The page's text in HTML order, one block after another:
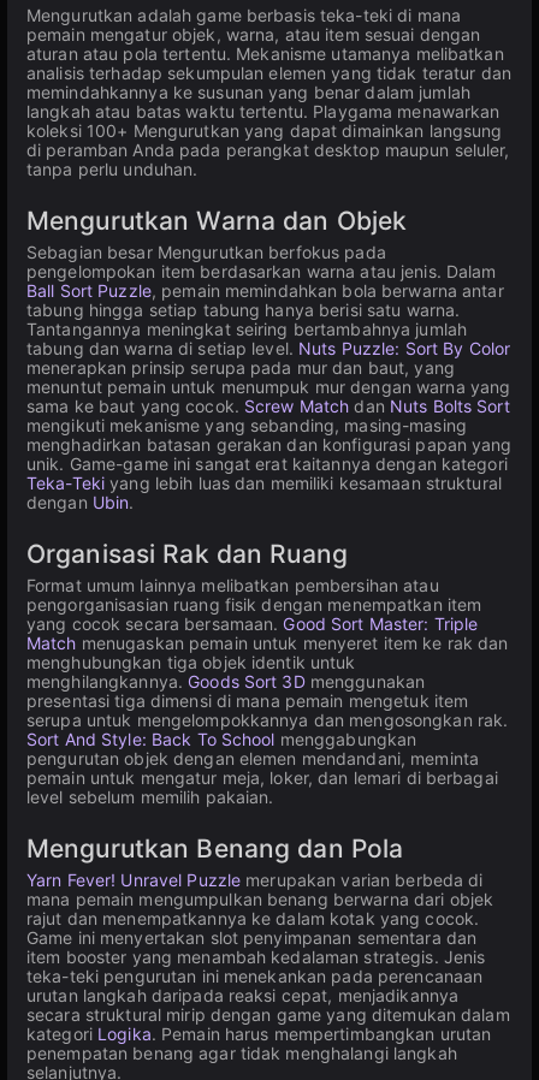
Mengurutkan adalah game berbasis teka-teki di mana
pemain mengatur objek, warna, atau item sesuai dengan
aturan atau pola tertentu. Mekanisme utamanya melibatkan
analisis terhadap sekumpulan elemen yang tidak teratur dan
memindahkannya ke susunan yang benar dalam jumlah
langkah atau batas waktu tertentu. Playgama menawarkan
koleksi 100+ Mengurutkan yang dapat dimainkan langsung
di peramban Anda pada perangkat desktop maupun seluler,
tanpa perlu unduhan.
Mengurutkan Warna dan Objek
Sebagian besar Mengurutkan berfokus pada
pengelompokan item berdasarkan warna atau jenis. Dalam
Ball Sort Puzzle, pemain memindahkan bola berwarna antar
tabung hingga setiap tabung hanya berisi satu warna.
Tantangannya meningkat seiring bertambahnya jumlah
tabung dan warna di setiap level. Nuts Puzzle: Sort By Color
menerapkan prinsip serupa pada mur dan baut, yang
menuntut pemain untuk menumpuk mur dengan warna yang
sama ke baut yang cocok. Screw Match dan Nuts Bolts Sort
mengikuti mekanisme yang sebanding, masing-masing
menghadirkan batasan gerakan dan konfigurasi papan yang
unik. Game-game ini sangat erat kaitannya dengan kategori
Teka-Teki yang lebih luas dan memiliki kesamaan struktural
dengan Ubin.
Organisasi Rak dan Ruang
Format umum lainnya melibatkan pembersihan atau
pengorganisasian ruang fisik dengan menempatkan item
yang cocok secara bersamaan. Good Sort Master: Triple
Match menugaskan pemain untuk menyeret item ke rak dan
menghubungkan tiga objek identik untuk
menghilangkannya. Goods Sort 3Dmenggunakan
presentasi tiga dimensi di mana pemain mengetuk item
serupa untuk mengelompokkannya dan mengosongkan rak.
Sort And Style: Back To School menggabungkan
pengurutan objek dengan elemen mendandani, meminta
pemain untuk mengatur meja, loker, dan lemari di berbagai
level sebelum memilih pakaian.
Mengurutkan Benang dan Pola
Yarn Fever! Unravel Puzzle merupakan varian berbeda di
mana pemain mengumpulkan benang berwarna dari objek
rajut dan menempatkannya ke dalam kotak yang cocok.
Game ini menyertakan slot penyimpanan sementara dan
item booster yang menambah kedalaman strategis. Jenis
teka-teki pengurutan ini menekankan pada perencanaan
urutan langkah daripada reaksi cepat, menjadikannya
secara struktural mirip dengan game yang ditemukan dalam
kategori Logika. Pemain harus mempertimbangkan urutan
penempatan benang agar tidak menghalangi langkah
selanjutnya.